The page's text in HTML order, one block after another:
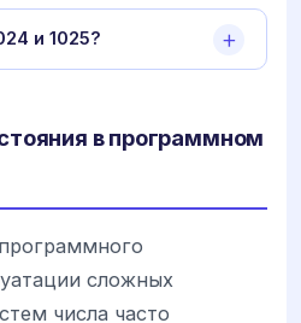
и 1025?
в программном
сложных
числа часто